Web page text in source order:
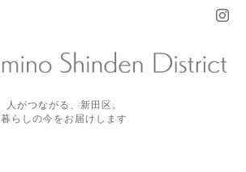
人がつながる、新田区。
暮らしの今をお届けします